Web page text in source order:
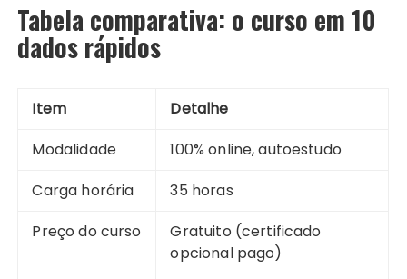
Tabela comparativa: o curso em 10
dados rápidos
Item
Detalhe
Modalidade
100% online, autoestudo
Carga horária
35 horas
Preço do curso
Gratuito (certificado
opcional pago)